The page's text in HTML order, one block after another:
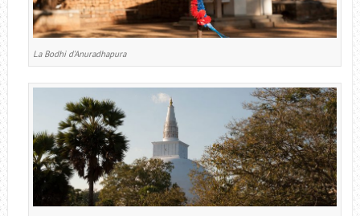
La Bodhi d’Anuradhapura